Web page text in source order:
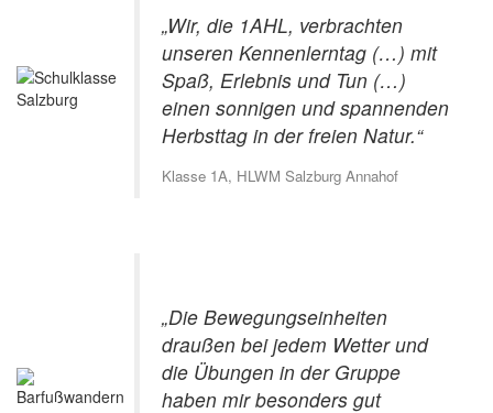
„Wir, die 1AHL, verbrachten
unseren Kennenlerntag (…) mit
Spaß, Erlebnis und Tun (…)
einen sonnigen und spannenden
Herbsttag in der freien Natur.“
Klasse 1A, HLWM Salzburg Annahof
„Die Bewegungseinheiten
draußen bei jedem Wetter und
die Übungen in der Gruppe
haben mir besonders gut